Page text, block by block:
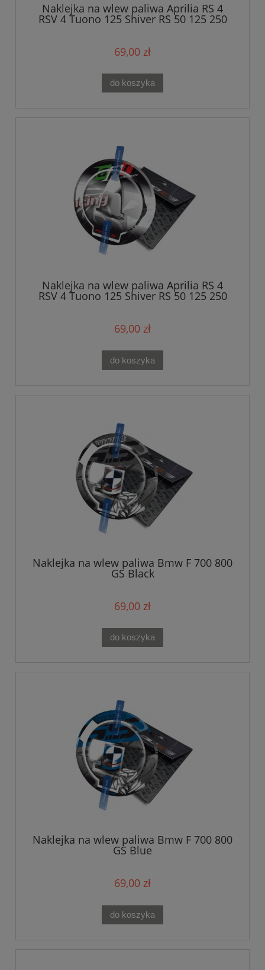
Naklejka na wlew paliwa Aprilia RS 4
RSV 4 Tuono 125 Shiver RS 50 125 250
69,00 zł
do koszyka
Naklejka na wlew paliwa Aprilia RS 4
RSV 4 Tuono 125 Shiver RS 50 125 250
69,00 zł
do koszyka
Naklejka na wlew paliwa Bmw F 700 800
GS Black
69,00 zł
do koszyka
Naklejka na wlew paliwa Bmw F 700 800
GS Blue
69,00 zł
do koszyka